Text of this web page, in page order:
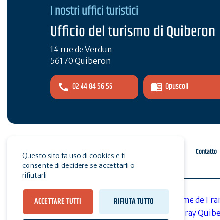
I nostri uffici turistici
Ufficio del turismo di Quiberon
14 rue de Verdun
56170 Quiberon
02 44 84 56 56 Opuscoli
Spazio pro Stampa Contatto
Questo sito fa uso di cookies e ti
consente di decidere se accettarli o
rifiutarli
ACCETTARE TUTTI RIFIUTA TUTTO